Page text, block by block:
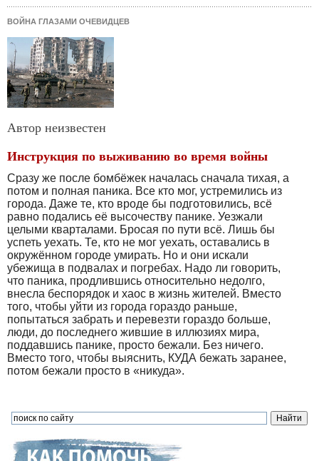
ВОЙНА ГЛАЗАМИ ОЧЕВИДЦЕВ
Автор неизвестен
Инструкция по выживанию во время войны
Сразу же после бомбёжек началась сначала тихая, а
потом и полная паника. Все кто мог, устремились из
города. Даже те, кто вроде бы подготовились, всё
равно подались её высочеству панике. Уезжали
целыми кварталами. Бросая по пути всё. Лишь бы
успеть уехать. Те, кто не мог уехать, оставались в
окружённом городе умирать. Но и они искали
убежища в подвалах и погребах. Надо ли говорить,
что паника, продлившись относительно недолго,
внесла беспорядок и хаос в жизнь жителей. Вместо
того, чтобы уйти из города гораздо раньше,
попытаться забрать и перевезти гораздо больше,
люди, до последнего жившие в иллюзиях мира,
поддавшись панике, просто бежали. Без ничего.
Вместо того, чтобы выяснить, КУДА бежать заранее,
потом бежали просто в «никуда».